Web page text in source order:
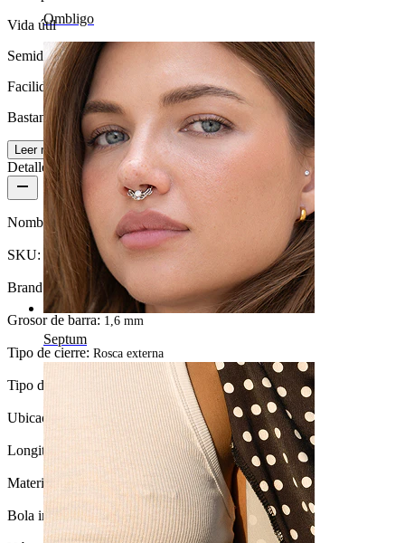
Ombligo
Septum
Vida útil
Semiduradera
Facilidad de uso
Bastante fácil
Leer más
Detalles del producto
Nombre: Retenedor del piercing para la lengua
SKU: Tongue-1
Brand:Bodymod Essentials
Grosor de barra: 1,6 mm
Tipo de cierre: Rosca externa
Tipo de joya:
Ubicación: Lengua
Longitud:
Material:
Bola inferior: 6 mm.